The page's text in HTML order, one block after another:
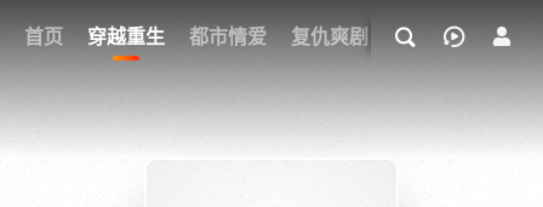
首页 穿越重生 都市情爱 复仇爽剧 玄幻武侠 奇幻
我的观影记录